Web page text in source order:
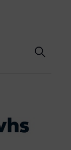
Suche